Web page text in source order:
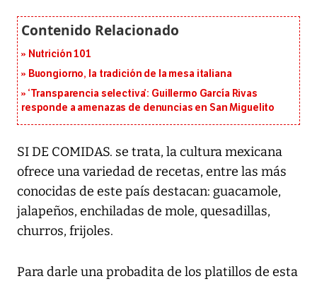
Nutrición 101
Buongiorno, la tradición de la mesa italiana
‘Transparencia selectiva’: Guillermo García Rivas
responde a amenazas de denuncias en San Miguelito
SI DE COMIDAS. se trata, la cultura mexicana
ofrece una variedad de recetas, entre las más
conocidas de este país destacan: guacamole,
jalapeños, enchiladas de mole, quesadillas,
churros, frijoles.
Para darle una probadita de los platillos de esta